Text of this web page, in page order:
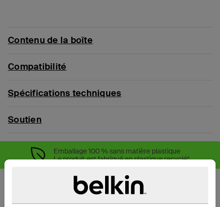
Contenu de la boîte
Compatibilité
Spécifications techniques
Soutien
Emballage 100 % sans matière plastique
Le produit est fabriqué en plastique recyclé*